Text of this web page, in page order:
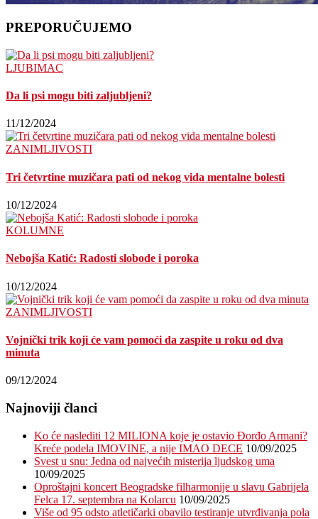
PREPORUČUJEMO
LJUBIMAC
Da li psi mogu biti zaljubljeni?
11/12/2024
ZANIMLJIVOSTI
Tri četvrtine muzičara pati od nekog vida mentalne bolesti
10/12/2024
KOLUMNE
Nebojša Katić: Radosti slobode i poroka
10/12/2024
ZANIMLJIVOSTI
Vojnički trik koji će vam pomoći da zaspite u roku od dva
minuta
09/12/2024
Najnoviji članci
Ko će naslediti 12 MILIONA koje je ostavio Đorđo Armani?
Kreće podela IMOVINE, a nije IMAO DECE 10/09/2025
Svest u snu: Jedna od najvećih misterija ljudskog uma
10/09/2025
Oproštajni koncert Beogradske filharmonije u slavu Gabrijela
Felca 17. septembra na Kolarcu 10/09/2025
Više od 95 odsto atletičarki obavilo testiranje utvrđivanja pola